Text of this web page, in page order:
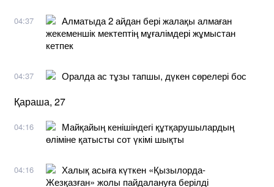
04:37
Алматыда 2 айдан бері жалақы алмаған
жекеменшік мектептің мұғалімдері жұмыстан
кетпек
04:37 Оралда ас тұзы тапшы, дүкен сөрелері бос
Қараша, 27
04:16
Майқайың кенішіндегі құтқарушылардың
өліміне қатысты сот үкімі шықты
04:16
Халық асыға күткен «Қызылорда-
Жезқазған» жолы пайдалануға берілді